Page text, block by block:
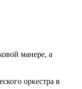
манере, а
оркестра в